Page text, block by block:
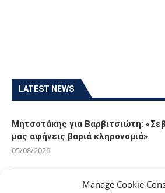
Manage Cookie
LATEST NEWS
Μητσοτάκης για Βαρβιτσιώτη:
μας αφήνεις βαριά κληρονομιά»
05/08/2026
Ανδρουλάκης: Η κλιματική κρίση